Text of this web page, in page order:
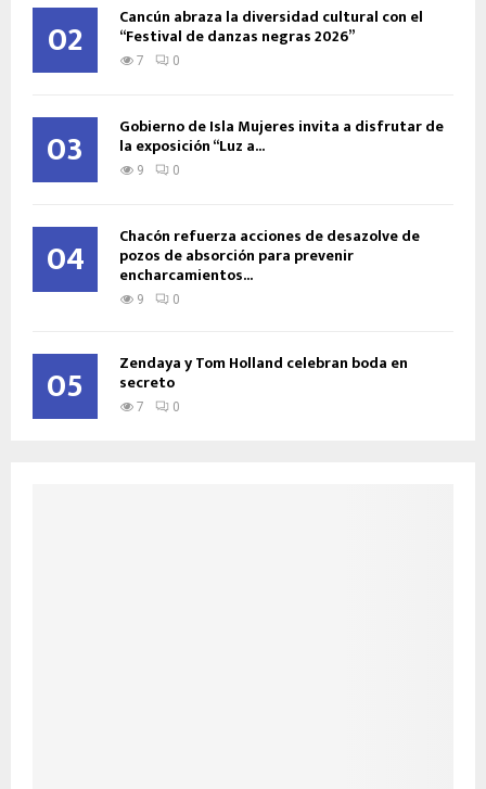
02 Cancún abraza la diversidad cultural con el
“Festival de danzas negras 2026”
7 0
03 Gobierno de Isla Mujeres invita a disfrutar de
la exposición “Luz a...
9 0
04 Chacón refuerza acciones de desazolve de
pozos de absorción para prevenir
encharcamientos...
9 0
05 Zendaya y Tom Holland celebran boda en
secreto
7 0